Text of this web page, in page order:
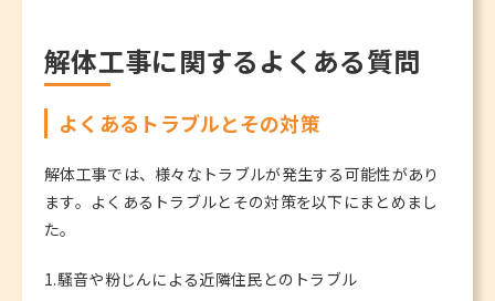
解体工事に関するよくある質問
よくあるトラブルとその対策
解体工事では、様々なトラブルが発生する可能性があり
ます。よくあるトラブルとその対策を以下にまとめまし
た。
1.騒音や粉じんによる近隣住民とのトラブル